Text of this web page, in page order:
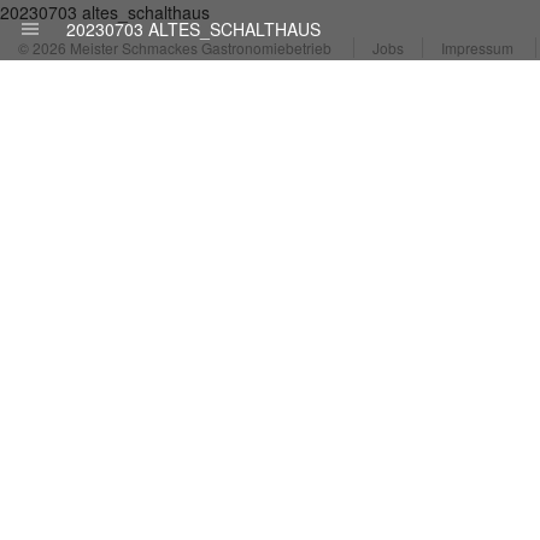
20230703 ALTES_SCHALTHAUS
20230703 altes_schalthaus
© 2026 Meister Schmackes Gastronomiebetrieb Jobs Impressum